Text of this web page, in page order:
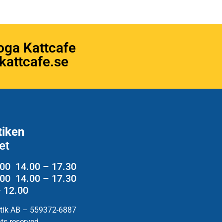
Kattcafe
14.00 – 17.30
14.00 – 17.30
12.00
AB – 559372-6887